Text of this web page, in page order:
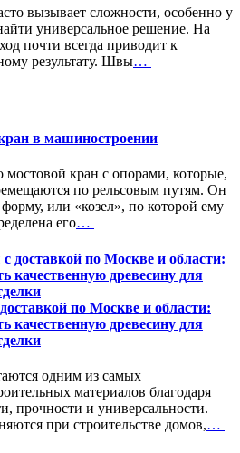
вызывает сложности, особенно у
универсальное решение. На
почти всегда приводит к
результату. Швы…
в машиностроении
мостовой кран с опорами, которые,
по рельсовым путям. Он
или «козел», по которой ему
его…
по Москве и области:
качественную древесину для
одним из самых
материалов благодаря
прочности и универсальности.
при строительстве домов,…